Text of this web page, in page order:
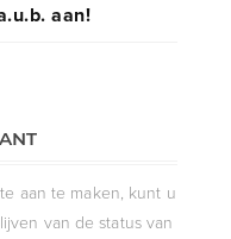
aan!
aan te maken, kunt u
van de status van